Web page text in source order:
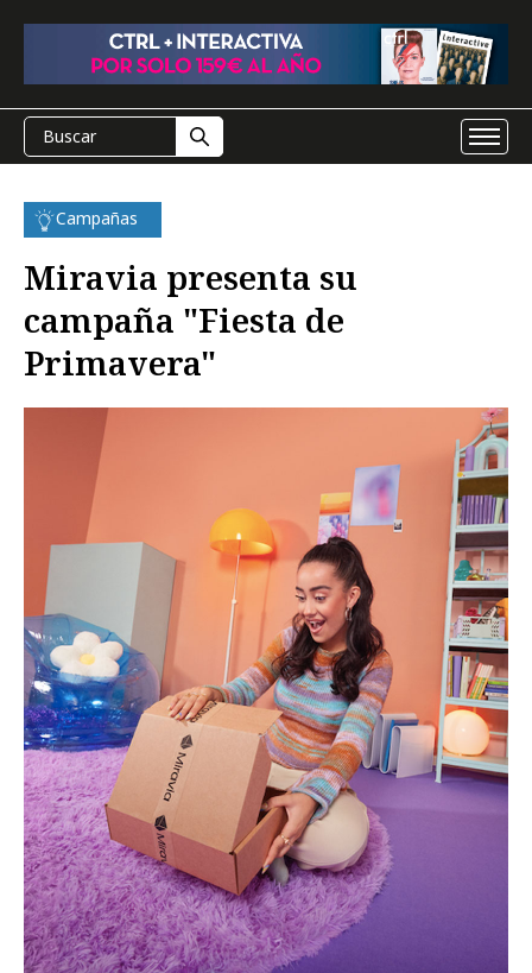
Campañas
Miravia presenta su
campaña "Fiesta de
Primavera"